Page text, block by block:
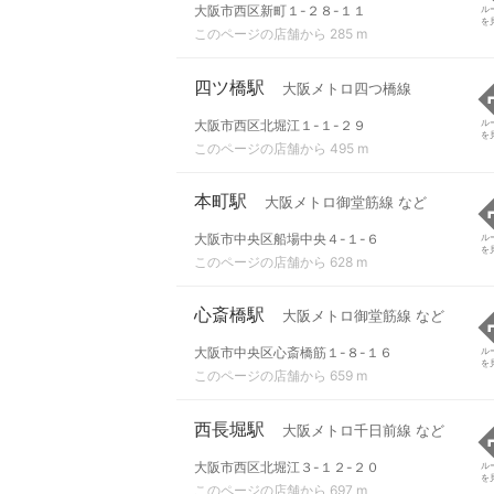
大阪市西区新町１-２８-１１
このページの店舗から 285 m
ル
を
四ツ橋駅 大阪メトロ四つ橋線
大阪市西区北堀江１-１-２９
このページの店舗から 495 m
ル
を
本町駅 大阪メトロ御堂筋線 など
大阪市中央区船場中央４-１-６
このページの店舗から 628 m
ル
を
心斎橋駅 大阪メトロ御堂筋線 など
大阪市中央区心斎橋筋１-８-１６
このページの店舗から 659 m
ル
を
西長堀駅 大阪メトロ千日前線 など
大阪市西区北堀江３-１２-２０
このページの店舗から 697 m
ル
を